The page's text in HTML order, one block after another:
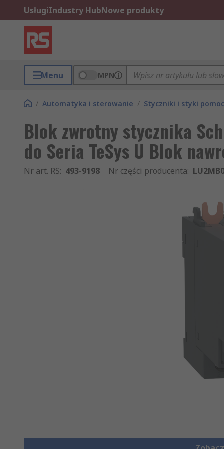
UsługiIndustry HubNowe produkty
Menu MPN
/ Automatyka i sterowanie / Styczniki i styki
Blok zwrotny stycznika
do Seria TeSys U Blok
Nr art. RS: 493-9198 Nr części producenta: